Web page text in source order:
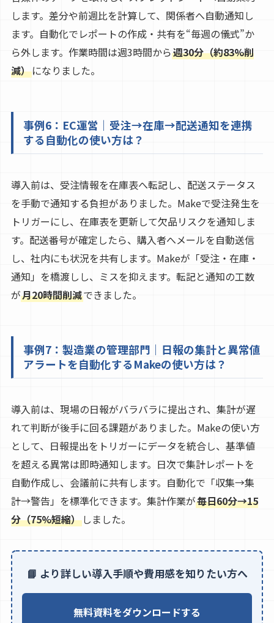
します。差分や前週比を計算して、関係者へ自動通知し
ます。自動化でレポートの作成・共有を“毎週の儀式”か
ら外します。作業時間は週3時間から週30分（約83%削
減）になりました。
事例6：EC運営｜受注→在庫→配送通知を連携
する自動化の使い方は？
導入前は、受注情報を在庫表へ転記し、配送ステータス
を手動で通知する負担がありました。Makeで受注発生を
トリガーにし、在庫表を更新して欠品リスクを通知しま
す。配送番号が確定したら、購入者へメールを自動送信
し、社内にも状況を共有します。Makeが「受注・在庫・
通知」を橋渡しし、ミスを抑えます。転記と通知の工数
が月20時間削減できました。
事例7：製造業の管理部門｜日報の集計と異常値
アラートを自動化するMakeの使い方は？
導入前は、現場の日報がバラバラに提出され、集計が遅
れて判断が後手に回る課題がありました。Makeの使い方
として、日報提出をトリガーにデータを統合し、基準値
を超える異常は即時通知します。日次で集計レポートを
自動作成し、会議前に共有します。自動化で「収集→集
計→警告」を標準化できます。集計作業が毎日60分→15
分（75%短縮）しました。
📘 より詳しい導入手順や費用感を知りたい方へ
無料資料をダウンロードする